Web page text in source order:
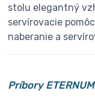
stolu elegantný
servírovacie
naberanie a
Príbory ETERNUM